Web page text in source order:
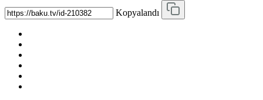
Kopyalandı